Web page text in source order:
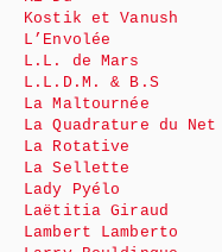
Kostik et Vanush
L’Envolée
L.L. de Mars
L.L.D.M. & B.S
La Maltournée
La Quadrature du Net
La Rotative
La Sellette
Lady Pyélo
Laëtitia Giraud
Lambert Lamberto